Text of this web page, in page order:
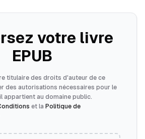
votre livre
EPUB
titulaire des droits d'auteur de ce
des autorisations nécessaires pour le
appartient au domaine public.
et la Politique de